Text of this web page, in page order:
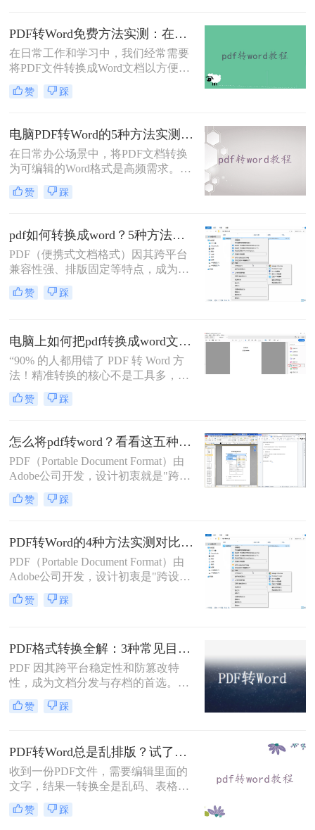
常见且高效的方法，帮助您快速完成
转换。
PDF转Word免费方法实测：在线工具、Word内置功能与手动复制3种方式对比！
在日常工作和学习中，我们经常需要
将PDF文件转换成Word文档以方便编
辑。那么怎么不花钱把pdf转成word
呢？以下是三种可以免费使用的PDF
选择最适合的方式。
赞 踩
电脑PDF转Word的5种方法实测指南：从在线工具到OCR识别与命令行自动化！
在日常办公场景中，将PDF文档转换
为可编辑的Word格式是高频需求。那
么电脑pdf怎么转换成word呢？本文综
合2025年最新技术动态，系统解析
赞 踩
pdf如何转换成word？5种方法从免费到编程实测对比！
PDF（便携式文档格式）因其跨平台
兼容性强、排版固定等特点，成为文
档共享和存档的首选。但若需编辑内
容或调整格式，需将PDF转换为
户高效完成转换。
赞 踩
电脑上如何把pdf转换成word文档？这3个高效精准的方法，让你办公效能翻倍！
“90% 的人都用错了 PDF 转 Word 方
法！精准转换的核心不是工具多，而
是选对适配场景”职场中，“PDF 转
Word” 是高频刚需 —— 项目报告需提
论文需调整格式，稍有不慎就会出现
排版错乱、文字丢失、表格变形等问
题。
赞 踩
怎么将pdf转word？看看这五种转换方法！
PDF（Portable Document Format）由
Adobe公司开发，设计初衷就是"跨设
备一致性呈现"——无论在什么设备
上打开，排版都完全一样。这个优点
用固定坐标记录每个文字、图形的精
确位置，而Word是流式排版，内容从
上到下流动、自动换行。
赞 踩
PDF转Word的4种方法实测对比（附还原度对比表）！
PDF（Portable Document Format）由
Adobe公司开发，设计初衷是"跨设备
一致性呈现"——无论在什么设备上
打开，排版都完全一样。这个优点也
位置，而Word是流式排版，内容从上
到下流动、自动换行。
赞 踩
PDF格式转换全解：3种常见目标格式及对应操作方法！
PDF 因其跨平台稳定性和防篡改特
性，成为文档分发与存档的首选。但
当需要编辑内容、调整格式或提取文
本时，将其转换为可编辑的 Word 文
流转换途径。
赞 踩
PDF转Word总是乱排版？试了好几个办法，这几个真的能用！
收到一份PDF文件，需要编辑里面的
文字，结果一转换全是乱码、表格错
位、图片跑偏——这种糟心事估计不
少人都遇到过。其实pdf怎么转换成
赞 踩